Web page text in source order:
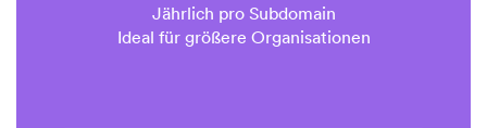
Jährlich pro Subdomain
Ideal für größere Organisationen